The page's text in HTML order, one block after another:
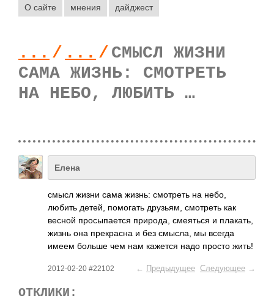
О сайте мнения дайджест
... / ... / СМЫСЛ ЖИЗНИ
САМА ЖИЗНЬ: СМОТРЕТЬ
НА НЕБО, ЛЮБИТЬ …
Елена
смысл жизни сама жизнь: смот­реть на небо,
любить детей, помо­гать друз­ьям, смот­реть как
весной прос­ыпае­тся прир­ода, смея­ться и плак­ать,
жизнь она прек­расна и без смысла, мы всегда
имеем больше чем нам кажется надо просто жить!
2012-02-20 #22102 ← Предыдущее Следующее →
ОТКЛИКИ: